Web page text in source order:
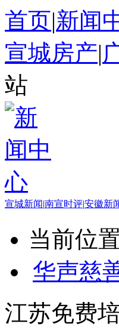
首页|新闻
宣城房产|
站
宣城新闻|南宣时评|安徽新
当前位
华声慈
江苏免费